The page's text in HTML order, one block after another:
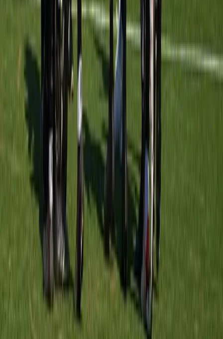
Meerburg O8-1
UVS O8-2
Sportpark Meerburg
· veld veld 4 A1
vs Meerburg O8-1
Sportpark Roodemolen · veld veld 9-Ter Leede/Teylingen A1